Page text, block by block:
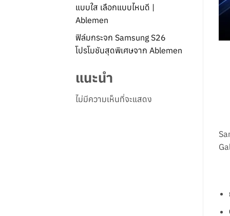
แบบใส เลือกแบบไหนดี |
Ablemen
ฟิล์มกระจก Samsung S26
โปรโมชันสุดพิเศษจาก Ablemen
แนะนำ
ไม่มีความเห็นที่จะแสดง